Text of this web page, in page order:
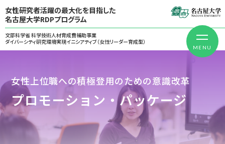
女性研究者活躍の最大化を目指した
名古屋大学RDPプログラム
文部科学省 科学技術人材育成費補助事業
ダイバーシティ研究環境実現イニシアティブ（女性リーダー育成型）
女性上位職への積極登用のための意識改革
プロモーション・パッケージ